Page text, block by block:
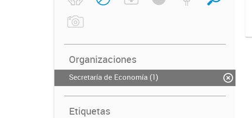
Organizaciones
Secretaría de Economía (1)
Etiquetas